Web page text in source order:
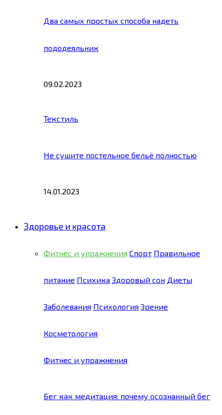
Два самых простых способа надеть
пододеяльник
09.02.2023
Текстиль
Не сушите постельное бельё полностью
14.01.2023
Здоровье и красота
Фитнес и упражнения Спорт Правильное
питание Психика Здоровый сон Диеты
Заболевания Психология Зрение
Косметология
Фитнес и упражнения
Бег как медитация: почему осознанный бег